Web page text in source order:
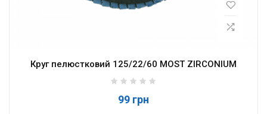
Круг пелюстковий 125/22/60 MOST ZIRCONIUM
99 грн